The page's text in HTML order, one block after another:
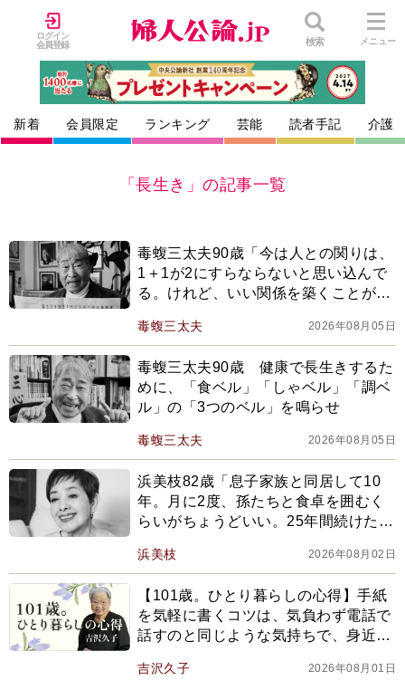
ログイン
会員登録
検索 メニュー
新着 会員限定 ランキング 芸能 読者手記 介護
「長生き」の記事一覧
毒蝮三太夫90歳「今は人との関りは、
1＋1が2にすらならないと思い込んで
る。けれど、いい関係を築くことがで
毒蝮三太夫 2026年08月05日
毒蝮三太夫90歳 健康で長生きするた
めに、「食ベル」「しゃベル」「調ベ
ル」の「3つのベル」を鳴らせ
毒蝮三太夫 2026年08月05日
浜美枝82歳「息子家族と同居して10
年。月に2度、孫たちと食卓を囲むく
らいがちょうどいい。25年間続けたラ
BEST】
浜美枝 2026年08月02日
【101歳。ひとり暮らしの心得】手紙
を気軽に書くコツは、気負わず電話で
話すのと同じような気持ちで、身近な
吉沢久子 2026年08月01日